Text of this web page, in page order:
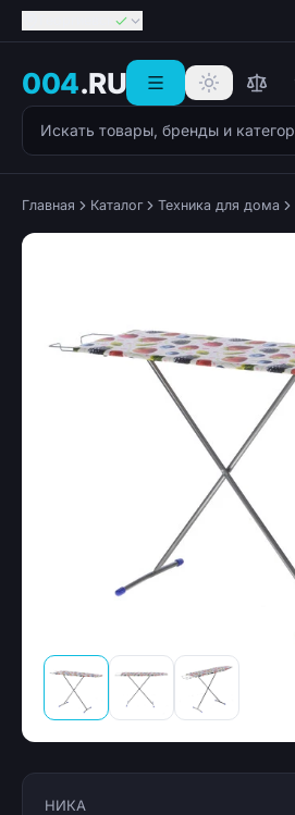
004.RU
Поиск товаров
Главная Каталог Техника для дома
НИКА